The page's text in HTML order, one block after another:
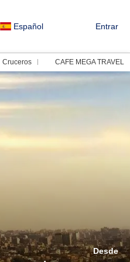
Español Entrar
Cruceros CAFE MEGA TRAVEL
Desde